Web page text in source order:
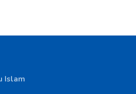
Islam